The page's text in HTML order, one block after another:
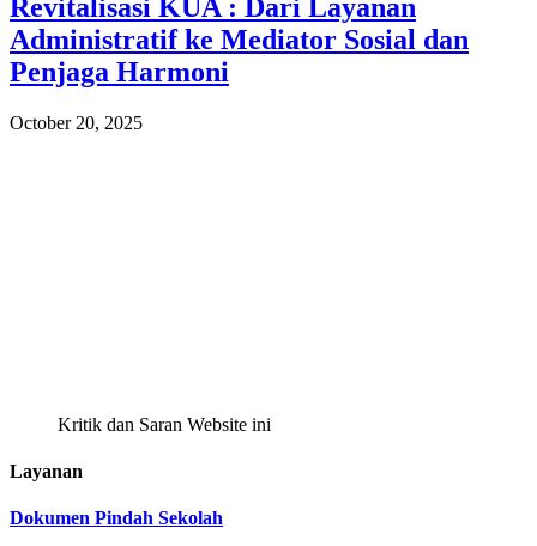
Revitalisasi KUA : Dari Layanan
Administratif ke Mediator Sosial dan
Penjaga Harmoni
October 20, 2025
Kritik dan Saran Website ini
Layanan
Dokumen Pindah Sekolah